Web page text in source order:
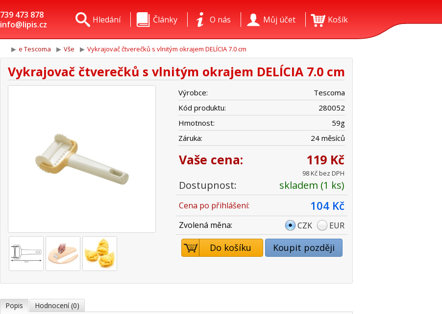
739 473 878
info@lipis.cz
Košík
Můj účet
O nás
Články
Hledání
e Tescoma Vše Vykrajovač čtverečků s vlnitým okrajem DELÍCIA 7.0 cm
Vykrajovač čtverečků s vlnitým okrajem DELÍCIA 7.0 cm
Výrobce:
Tescoma
Kód produktu:
280052
Hmotnost:
59g
Záruka:
24 měsíců
Vaše cena: 119 Kč
98 Kč bez DPH
Dostupnost: skladem (1 ks)
Cena po přihlášení: 104 Kč
Zvolená měna: CZK EUR
Do košíku Koupit později
Popis Hodnocení (0)